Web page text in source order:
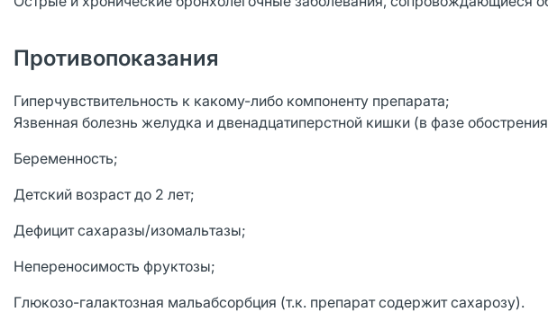
Противопоказания
Гиперчувствительность к какому-либо компоненту препарата;
Язвенная болезнь желудка и двенадцатиперстной кишки (в фазе
Беременность;
Детский возраст до 2 лет;
Дефицит сахаразы/изомальтазы;
Непереносимость фруктозы;
Глюкозо-галактозная мальабсорбция (т.к. препарат содержит сахарозу).